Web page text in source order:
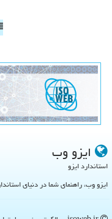
ایزو وب
استاندارد ایزو
ایزو وب، راهنمای شما در دنیای